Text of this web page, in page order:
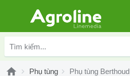
Phụ tùng Phụ tùng Berthoud